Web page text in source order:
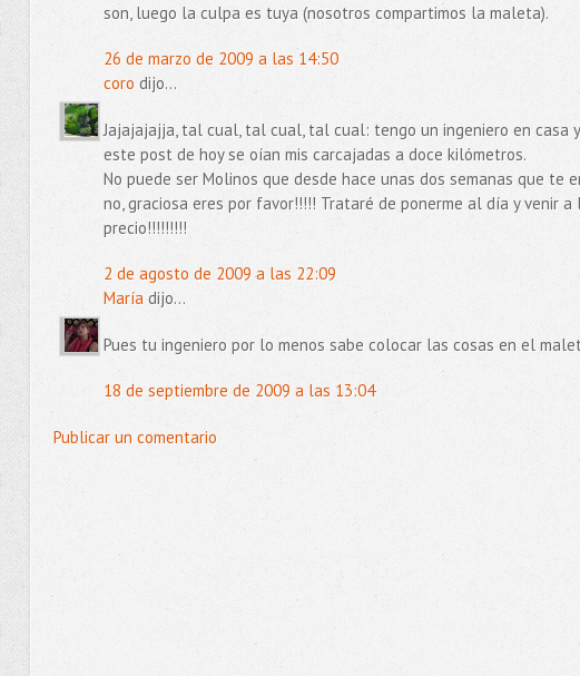
son, luego la culpa es tuya (nosotros compartimos la maleta).
26 de marzo de 2009 a las 14:50
coro dijo...
Jajajajajja, tal cual, tal cual, tal cual: tengo un ingeniero en casa
este post de hoy se oían mis carcajadas a doce kilómetros.
No puede ser Molinos que desde hace unas dos semanas que
no, graciosa eres por favor!!!!! Trataré de ponerme al día y venir
precio!!!!!!!!!
2 de agosto de 2009 a las 22:09
María dijo...
Pues tu ingeniero por lo menos sabe colocar las cosas en el
18 de septiembre de 2009 a las 13:04
Publicar un comentario